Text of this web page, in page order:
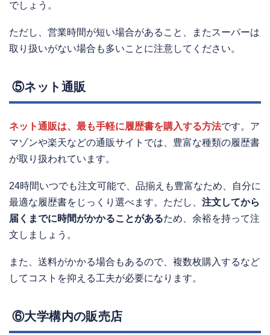
でしょう。
ただし、営業時間が短い場合があること、またスーパーは
取り扱いがない場合も多いことに注意してください。
⑤ネット通販
ネット通販は、最も手軽に履歴書を購入する方法です。ア
マゾンや楽天などの通販サイトでは、豊富な種類の履歴書
が取り扱われています。
24時間いつでも注文可能で、品揃えも豊富なため、自分に
最適な履歴書をじっくり選べます。ただし、 注文してから
届くまでに時間がかかることがあるため、余裕を持って注
文しましょう。
また、送料がかかる場合もあるので、複数枚購入するなど
してコストを抑える工夫が必要になります。
⑥大学構内の販売店